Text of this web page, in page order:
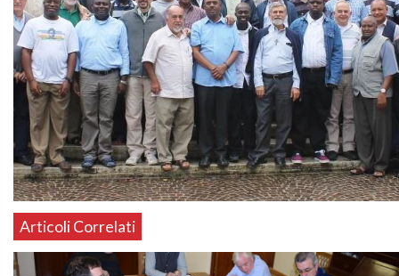
Articoli Correlati